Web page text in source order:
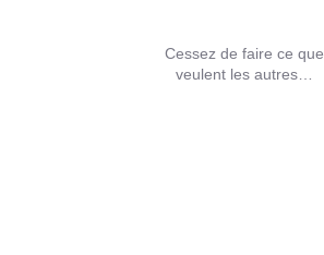
Cessez de faire ce que
veulent les autres…